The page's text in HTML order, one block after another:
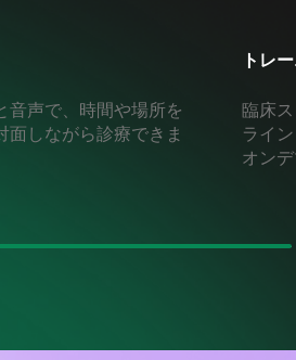
音声で、時間や場所を
面しながら診療できま
トレ
臨床
ライ
オン